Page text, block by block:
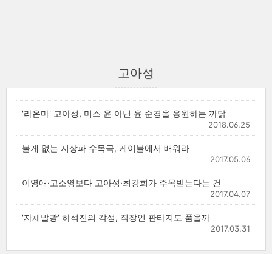
고아성
'라온마' 고아성, 미스 윤 아닌 윤 순경을 응원하는 까닭
2018.06.25
볼게 없는 지상파 수목극, 케이블에서 배워라
2017.05.06
이영애·고소영보다 고아성·최강희가 주목받는다는 건
2017.04.07
'자체발광' 하석진의 각성, 직장인 판타지도 품을까
2017.03.31